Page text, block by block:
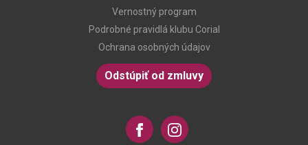
Vernostný program
Podrobné pravidlá klubu Corial
Ochrana osobných údajov
Odstúpiť od zmluvy